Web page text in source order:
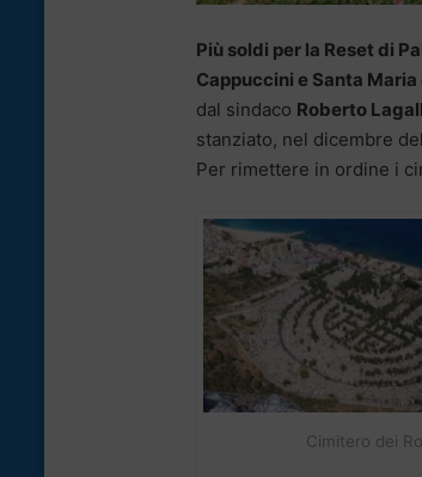
Più soldi per la Reset di
Cappuccini e Santa Maria
dal sindaco Roberto
stanziato, nel dicembre
Per rimettere in ordine i
Cimitero dei